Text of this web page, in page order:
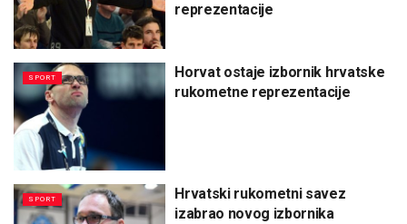
reprezentacije
SPORT
Horvat ostaje izbornik hrvatske
rukometne reprezentacije
SPORT
Hrvatski rukometni savez
izabrao novog izbornika